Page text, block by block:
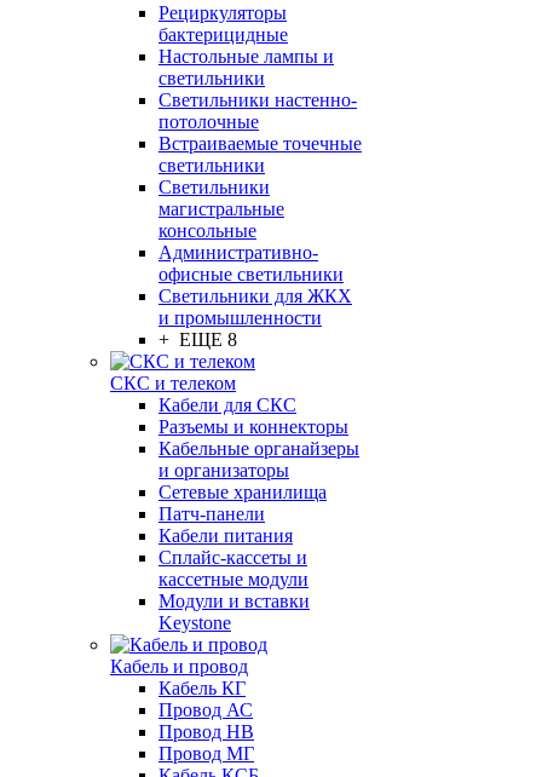
Рециркуляторы
бактерицидные
Настольные лампы и
светильники
Светильники настенно-
потолочные
Встраиваемые точечные
светильники
Светильники
магистральные
консольные
Административно-
офисные светильники
Светильники для ЖКХ
и промышленности
+ ЕЩЕ 8
СКС и телеком
Кабели для СКС
Разъемы и коннекторы
Кабельные органайзеры
и организаторы
Сетевые хранилища
Патч-панели
Кабели питания
Сплайс-кассеты и
кассетные модули
Модули и вставки
Keystone
Кабель и провод
Кабель КГ
Провод АС
Провод НВ
Провод МГ